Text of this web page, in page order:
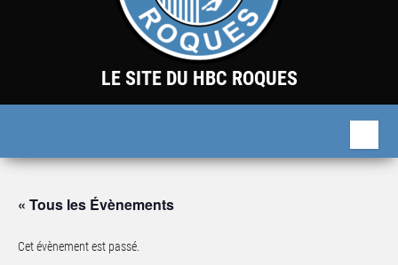
LE SITE DU HBC ROQUES
« Tous les Évènements
Cet évènement est passé.